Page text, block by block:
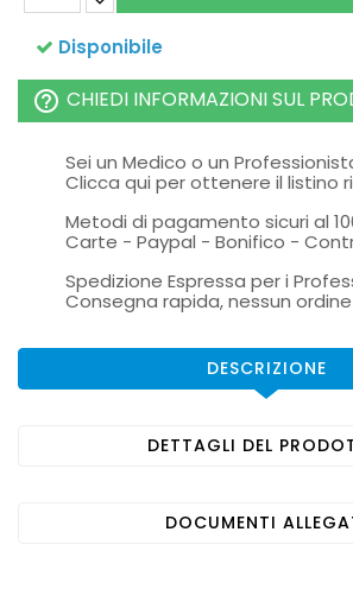
Disponibile
help_outline CHIEDI INFORMAZIONI SUL
Sei un Medico o un
Clicca qui per ottenere il listino
Metodi di pagamento sicuri al
Carte - Paypal - Bonifico -
Spedizione Espressa per i
Consegna rapida, nessun
DESCRIZIONE
DETTAGLI DEL
DOCUMENTI